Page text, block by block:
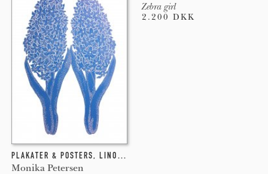
Zebra girl
2.200 DKK
PLAKATER & POSTERS, LINOLEUMSTRYK
Monika Petersen